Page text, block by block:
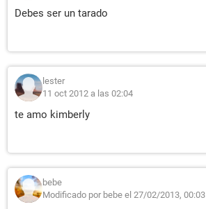
Debes ser un tarado
lester
11 oct 2012 a las 02:04
te amo kimberly
bebe
Modificado por bebe el 27/02/2013, 00:03